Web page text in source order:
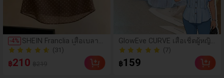
-4% SHEIN Franclia เสื้อเบลาส์
แขนกุดลายจุดสีน้ำตาลวินเ
ทจ คอผูกโบว์พร้อมระบายที่
วงแขน เสื้อชีฟองหรูหราสำ
(31)
60+ ขายแล้ว
60+ ขายแล้ว
฿210
GlowEve CURVE เสื้อเชิ้ตผู้หญิง
ไซส์ใหญ่ขายดี สไตล์มินิมอลเรีย
บหรู ลำลอง แขนดอลแมน แขน
สั้น มีฮู้ด กระดุมแถวเดียว ลายท
(7)
50+ ขายแล้ว
50+ ขายแล้ว
฿159